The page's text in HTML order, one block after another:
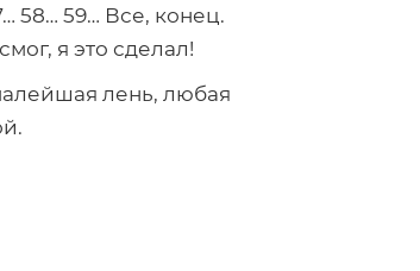
58… 59… Все, конец.
я это сделал!
лень, любая